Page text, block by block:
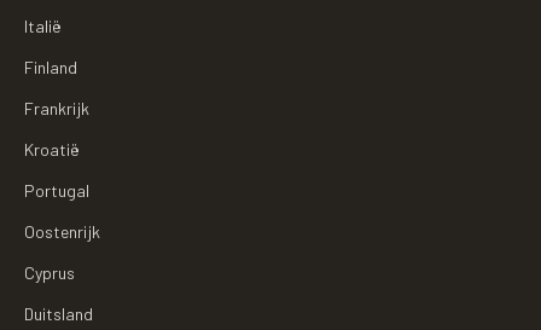
Italië
Finland
Frankrijk
Kroatië
Portugal
Oostenrijk
Cyprus
Duitsland